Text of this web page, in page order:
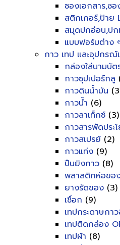
ซองเอกสาร,ซ
สติกเกอร์,ป้าย
สมุดปกอ่อน,ป
แบบฟอร์มต่าง
กาว เทป และอุปกรณ์
กล่องใส่นามบัต
กาวซุปเปอร์กลู
กาวดินน้ำมัน
กาวน้ำ (6)
กาวลาเท็กซ์ (3)
กาวสารพัดประ
กาวสเปรย์ (2)
กาวแท่ง (9)
ปืนยิงกาว (8)
พลาสติกห่อขอ
ยางรัดของ (3)
เชื่อก (9)
เทปกระดาษกา
เทปติดกล่อง
เทปผ้า (8)